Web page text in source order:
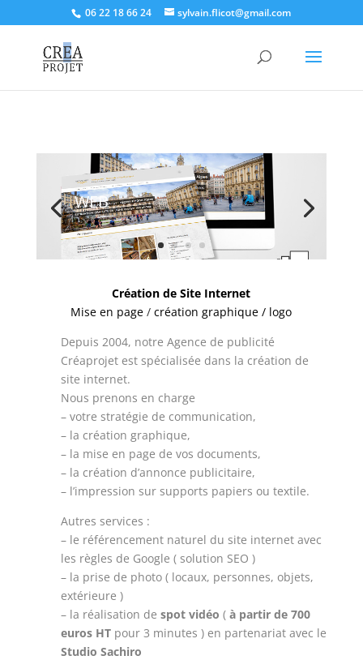
06 22 18 66 24 sylvain.flicot@gmail.com
WEB
Création de Site Internet
Mise en page/ création graphique / logo
Depuis 2004, notre Agence de publicité
Créaprojet est spécialisée dans la création de
site internet.
Nous prenons en charge
– votre stratégie de communication,
– la création graphique,
– la mise en page de vos documents,
– la création d’annonce publicitaire,
– l’impression sur supports papiers ou textile.
Autres services :
– le référencement naturel du site internet avec
les règles de Google ( solution SEO )
– la prise de photo ( locaux, personnes, objets,
extérieure )
– la réalisation de spot vidéo ( à partir de 700
euros HTpour 3 minutes ) en partenariat avec le
Studio Sachiro